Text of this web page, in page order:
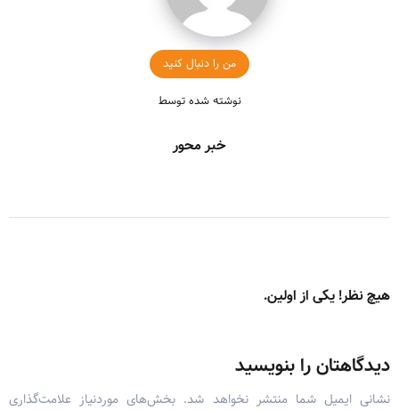
من را دنبال کنید
نوشته شده توسط
خبر محور
هیچ نظر! یکی از اولین.
دیدگاهتان را بنویسید
نشانی ایمیل شما منتشر نخواهد شد. بخش‌های موردنیاز علامت‌گذاری